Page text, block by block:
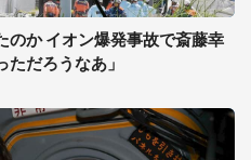
のか イオン爆発事故で斎藤幸
だろうなあ」